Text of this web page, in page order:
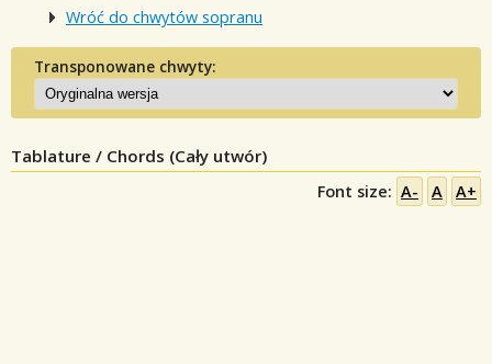
Wróć do chwytów sopranu
Transponowane chwyty:
Tablature / Chords (Cały utwór)
Font size: A- A A+